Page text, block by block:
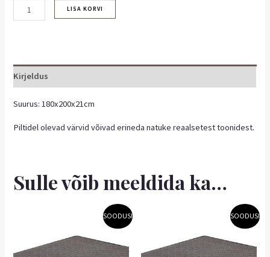
LISA KORVI
Kirjeldus
Suurus: 180x200x21cm
Piltidel olevad värvid võivad erineda natuke reaalsetest toonidest.
Sulle võib meeldida ka…
SOODUS!
192,50 €.
Praegune
173,25 €.
SOODUS!
212,50 €.
Praegune
191,25 €.